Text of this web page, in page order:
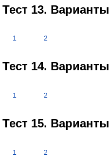
Тест 13. Варианты
1 2
Тест 14. Варианты
1 2
Тест 15. Варианты
1 2